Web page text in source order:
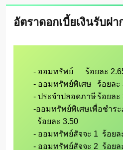
อัตราดอกเบี้ยเงินรับฝา
- ออมทรัพย์      ร้อยละ
- ออมทรัพย์พิเศษ	ร้อยละ 3.00
- ประจำปลอดภาษี	ร้อยละ 3.50
-ออมทรัพย์พิเศษเพื่อชำร
- ออมทรัพย์สัจจะ 1  ร้อยล
- ออมทรัพย์สัจจะ 2  ร้อยล